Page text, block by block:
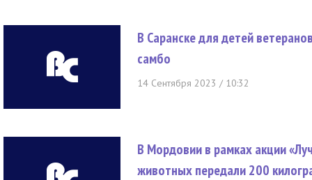
В Саранске для детей
самбо
14 Сентября 2023 / 10:32
В Мордовии в рамках акции
животных передали 200